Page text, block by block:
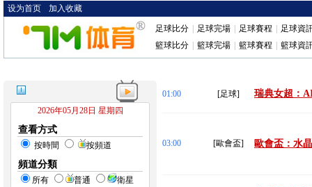
设为首页 加入收藏
足球比分 足球完場 足球賽程
足球資
籃球比分
籃球完場 籃球賽程 籃球資
2026年05月28日 星期四
查看方式
按時間 按頻道
頻道分類
所有 普通 衛星
01:00 [足球] 瑞典女超：
03:00 [歐會盃] 歐會盃：水